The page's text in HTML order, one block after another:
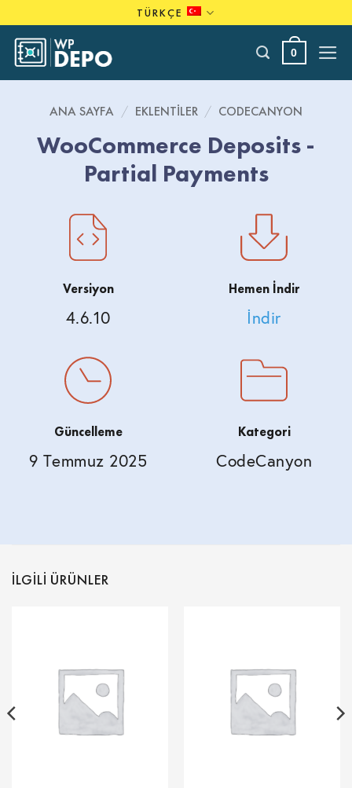
to
content
TÜRKÇE
0
ANA SAYFA / EKLENTILER / CODECANYON
WooCommerce Deposits -
Partial Payments
Versiyon
4.6.10
Hemen İndir
İndir
Güncelleme
9 Temmuz 2025
Kategori
CodeCanyon
İLGILI ÜRÜNLER